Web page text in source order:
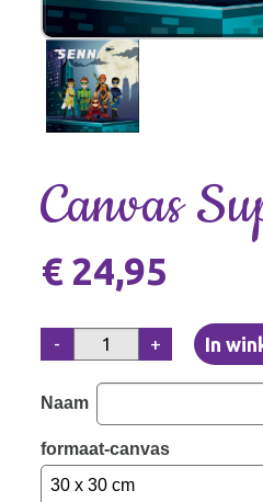
Canvas
€ 24,95
- +
Naam
formaat-canvas